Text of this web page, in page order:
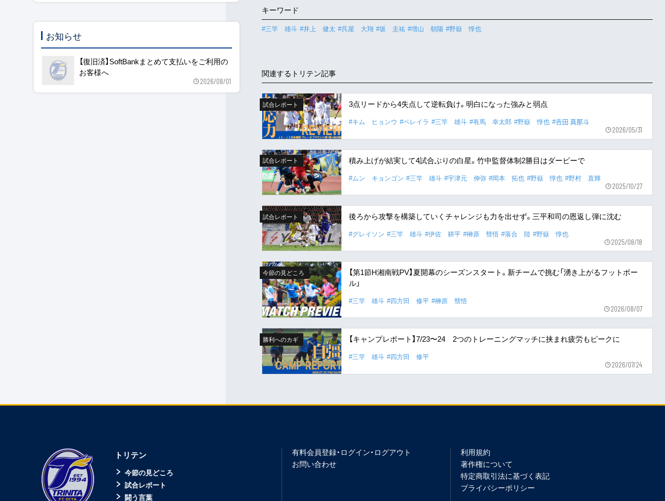
キーワード
#三竿 雄斗 #井上 健太 #呉屋 大翔 #坂 圭祐 #増山 朝陽 #野嶽 惇也
関連するトリテン記事
試合レポート 3点リードから4失点して逆転負け。明白になった強みと弱点
#キム ヒョンウ #ペレイラ #三竿 雄斗 #有馬 幸太郎 #野嶽 惇也 #𠮷田 真那斗
2026/05/31
試合レポート 積み上げが結実して4試合ぶりの白星。竹中監督体制2勝目はダービーで
#ムン キョンゴン #三竿 雄斗 #宇津元 伸弥 #岡本 拓也 #野嶽 惇也 #野村 直輝
2025/10/27
試合レポート 後ろから攻撃を構築していくチャレンジも力を出せず。三平和司の恩返し弾に沈む
#グレイソン #三竿 雄斗 #伊佐 耕平 #榊原 彗悟 #落合 陸 #野嶽 惇也
2025/08/18
今節の見どころ
【第1節H湘南戦PV】夏開幕のシーズンスタート。新チームで挑む「湧き上がるフットボー
ル」
#三竿 雄斗 #四方田 修平 #榊原 彗悟
2026/08/07
勝利へのカギ 【キャンプレポート】7/23〜24 2つのトレーニングマッチに挟まれ疲労もピークに
#三竿 雄斗 #四方田 修平
2026/07/24
お知らせ
【復旧済】SoftBankまとめて支払いをご利用の
お客様へ
2026/08/01
トリテン
今節の見どころ
試合レポート
闘う言葉
有料会員登録・ログイン・ログアウト
お問い合わせ
利用規約
著作権について
特定商取引法に基づく表記
プライバシーポリシー